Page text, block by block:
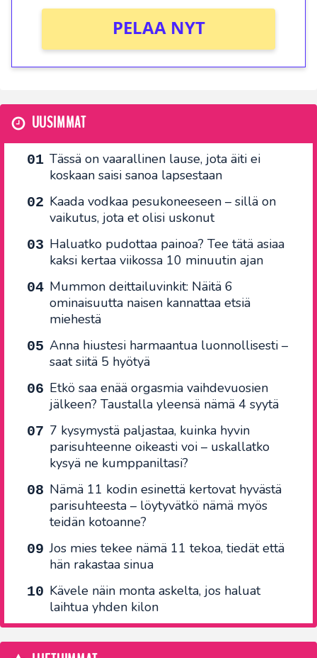
PELAA NYT
UUSIMMAT
Tässä on vaarallinen lause, jota äiti ei
koskaan saisi sanoa lapsestaan
Kaada vodkaa pesukoneeseen – sillä on
vaikutus, jota et olisi uskonut
Haluatko pudottaa painoa? Tee tätä asiaa
kaksi kertaa viikossa 10 minuutin ajan
Mummon deittailuvinkit: Näitä 6
ominaisuutta naisen kannattaa etsiä
miehestä
Anna hiustesi harmaantua luonnollisesti –
saat siitä 5 hyötyä
Etkö saa enää orgasmia vaihdevuosien
jälkeen? Taustalla yleensä nämä 4 syytä
7 kysymystä paljastaa, kuinka hyvin
parisuhteenne oikeasti voi – uskallatko
kysyä ne kumppaniltasi?
Nämä 11 kodin esinettä kertovat hyvästä
parisuhteesta – löytyvätkö nämä myös
teidän kotoanne?
Jos mies tekee nämä 11 tekoa, tiedät että
hän rakastaa sinua
Kävele näin monta askelta, jos haluat
laihtua yhden kilon